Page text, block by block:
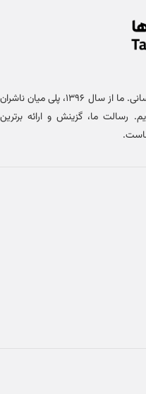
خانه کتاب طاها، مرجع تخصصی آثار علوم انسانی. ما از سال ۱۳۹۶، پلی میان ناشران
رسالت ما، گزینش و ارائه برترین